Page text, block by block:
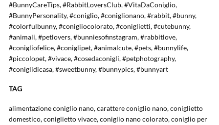
#BunnyCareTips, #RabbitLoversClub, #VitaDaConiglio,
#BunnyPersonality, #coniglio, #coniglionano, #rabbit, #bunny,
#colorfulbunny, #conigliocolorato, #coniglietti, #cutebunny,
#animali, #petlovers, #bunniesofinstagram, #rabbitlove,
#conigliofelice, #coniglipet, #animalcute, #pets, #bunnylife,
#piccolopet, #vivace, #cosedaconigli, #petphotography,
#coniglidicasa, #sweetbunny, #bunnypics, #bunnyart
TAG
alimentazione coniglio nano, carattere coniglio nano, coniglietto
domestico, coniglietto vivace, coniglio nano colorato, coniglio per